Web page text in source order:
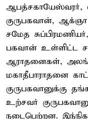
ஆபத்சகாயேஸ்வரர்,
குருபகவான்,
சமேத
பகவான் உள்ளிட்ட
ஆராதனைகள்,
மகாதீபாராதனை
குருபகவானுக்கு
உற்சவர்
நடைபெற்றன.